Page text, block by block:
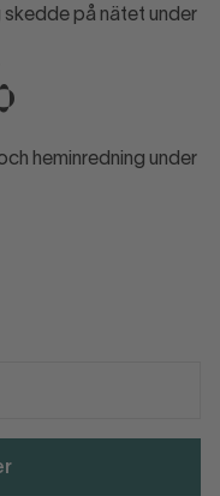
på nätet under
heminredning under